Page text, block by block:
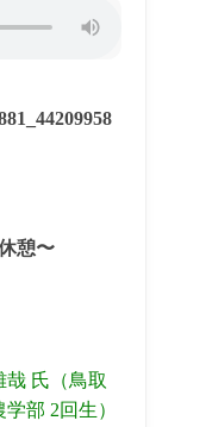
憩〜
哉 氏（鳥取
部 2回生）